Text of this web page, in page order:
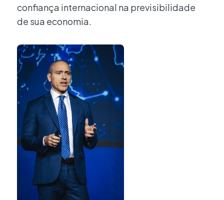
confiança internacional na previsibilidade
de sua economia.